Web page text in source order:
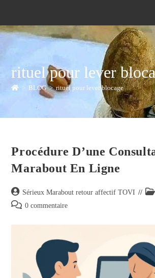
rituel pour lever
> BLOG > rituel pour lever blocage
Procédure D’une
Marabout En Ligne
Sérieux Marabout retour affectif TOVI
0 commentaire